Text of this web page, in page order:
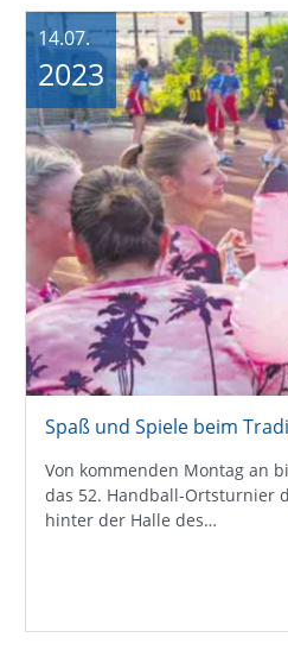
Spaß und Spiele beim
Von kommenden Montag an
das 52. Handball-Ortsturnier
hinter der Halle des…
14.07.
2023